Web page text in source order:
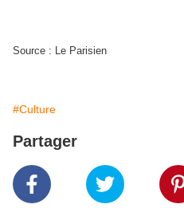
Source : Le Parisien
#Culture
Partager